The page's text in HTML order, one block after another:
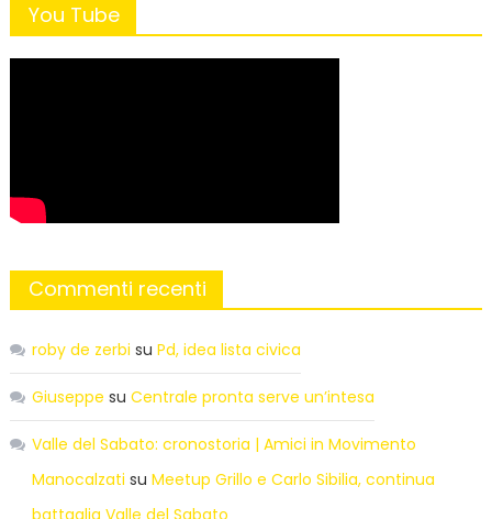
You Tube
Commenti recenti
roby de zerbi su Pd, idea lista civica
Giuseppe su Centrale pronta serve un’intesa
Valle del Sabato: cronostoria | Amici in Movimento
Manocalzati su Meetup Grillo e Carlo Sibilia, continua